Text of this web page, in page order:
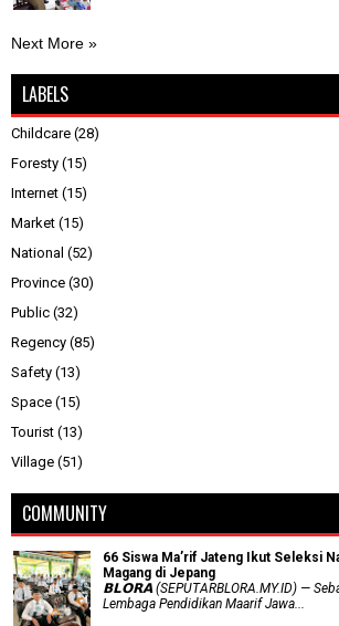
Next More »
LABELS
Childcare (28)
Foresty (15)
Internet (15)
Market (15)
National (52)
Province (30)
Public (32)
Regency (85)
Safety (13)
Space (15)
Tourist (13)
Village (51)
COMMUNITY
66 Siswa Ma’rif Jateng Ikut Seleksi
Magang di Jepang
𝗕𝗟𝗢𝗥𝗔 (SEPUTARBLORA.MY.ID) —
Lembaga Pendidikan Maarif Jawa...